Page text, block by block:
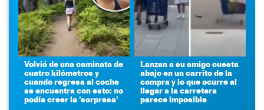
Volvió de una caminata de
cuatro kilómetros y
cuando regresa al coche
se encuentra con esto: no
podía creer la 'sorpresa'
Lanzan a su amigo cuesta
abajo en un carrito de la
compra y lo que ocurre al
llegar a la carretera
parece imposible